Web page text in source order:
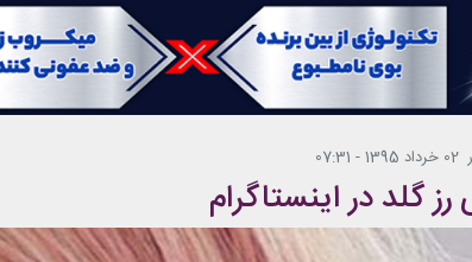
02 خرداد 1395 - 07:31
گلد در اینستاگرام